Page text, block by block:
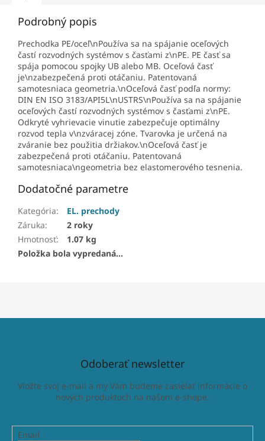
Podrobný popis
Prechodka PE/oceľ\nPoužíva sa na spájanie oceľových
častí rozvodných systémov s časťami z\nPE. PE časť sa
spája pomocou spojky UB alebo MB. Oceľová časť
je\nzabezpečená proti otáčaniu. Patentovaná
samotesniaca geometria.\nOceľová časť podľa normy:
DIN EN ISO 3183/API5L\nUSTRS\nPoužíva sa na spájanie
oceľových častí rozvodných systémov s časťami z\nPE.
Odkryté vyhrievacie vinutie zabezpečuje optimálny
rozvod tepla v\nzváracej zóne. Tvarovka je určená na
zváranie bez použitia držiakov.\nOceľová časť je
zabezpečená proti otáčaniu. Patentovaná
samotesniaca\ngeometria bez elastomerového tesnenia.
Dodatočné parametre
Kategória:
EL. prechody
Záruka:
2 roky
Hmotnosť:
1.07 kg
Položka bola vypredaná…
Odoberať newsletter
Vložte svoj e-mail a my Vám budeme zasielať informácie o
nových produktoch na našom e-shope.
Email